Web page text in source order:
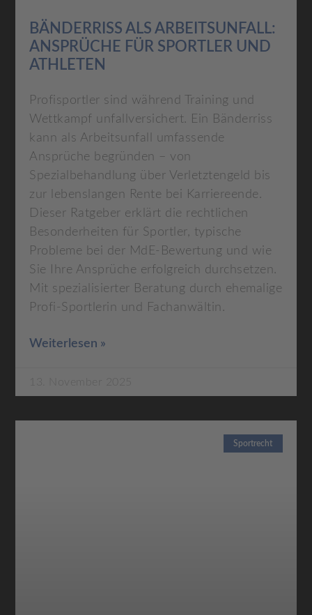
BÄNDERRISS ALS ARBEITSUNFALL:
ANSPRÜCHE FÜR SPORTLER UND
ATHLETEN
Profisportler sind während Training und
Wettkampf unfallversichert. Ein Bänderriss
kann als Arbeitsunfall umfassende
Ansprüche begründen – von
Spezialbehandlung über Verletztengeld bis
zur lebenslangen Rente bei Karriereende.
Dieser Ratgeber erklärt die rechtlichen
Besonderheiten für Sportler, typische
Probleme bei der MdE-Bewertung und wie
Sie Ihre Ansprüche erfolgreich durchsetzen.
Mit spezialisierter Beratung durch ehemalige
Profi-Sportlerin und Fachanwältin.
Weiterlesen »
Sportrecht